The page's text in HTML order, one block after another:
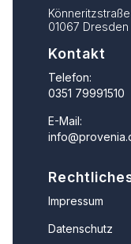
01067 Dresden
Kontakt
Telefon:
0351 79991510
E-Mail:
Impressum
Datenschutz